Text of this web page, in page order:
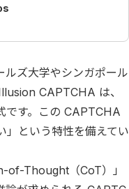
ルズ大学やシンガポール
CAPTCHA は、
です。この CAPTCHA
」という特性を備えてい
of-Thought（CoT）」